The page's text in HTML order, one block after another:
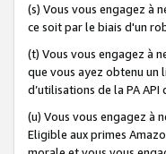
(s) Vous vous engagez à
ce soit par le biais d'un
(t) Vous vous engagez à
que vous ayez obtenu un
d’utilisations de la PA API
(u) Vous vous engagez à
Eligible aux primes